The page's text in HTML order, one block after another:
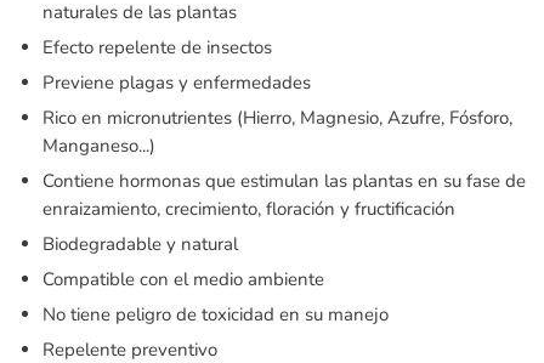
naturales de las plantas
Efecto repelente de insectos
Previene plagas y enfermedades
Rico en micronutrientes (Hierro, Magnesio, Azufre, Fósforo,
Manganeso...)
Contiene hormonas que estimulan las plantas en su fase de
enraizamiento, crecimiento, floración y fructificación
Biodegradable y natural
Compatible con el medio ambiente
No tiene peligro de toxicidad en su manejo
Repelente preventivo